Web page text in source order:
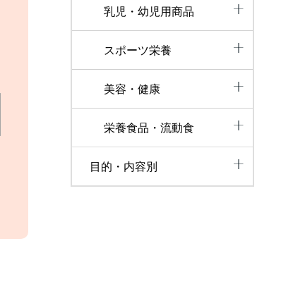
乳児・幼児用商品
スポーツ栄養
美容・健康
栄養食品・流動食
目的・内容別